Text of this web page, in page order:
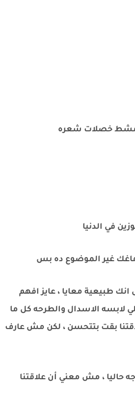
يمشط خصلات شعره
في الدنيا
غير الموضوع ده بس
طبيعية معايا ، عايز افهم
الاسدال والطرحه كل ما
بقت بتتحسن ، لكن مش عارف
، مش معني أن علاقتنا